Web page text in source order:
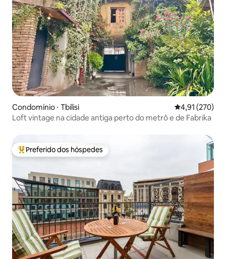
Condomínio ⋅ Tbilisi 4,91 de uma
4,91 (270)
Loft vintage na cidade antiga perto do metrô e de Fabrika
Entre os melhores preferidos dos hóspedes
Preferido dos hóspedes